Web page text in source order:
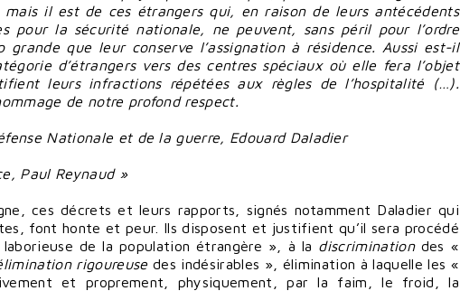
il est de ces étrangers qui, en raison de leurs antécédents
pour la sécurité nationale, ne peuvent, sans péril pour l’ordre
que leur conserve l’assignation à résidence. Aussi est-il
d’étrangers vers des centres spéciaux où elle fera l’objet
leurs infractions répétées aux règles de l’hospitalité (…).
de notre profond respect.
Nationale et de la guerre, Edouard Daladier
Paul Reynaud »
ces décrets et leurs rapports, signés notamment Daladier qui
font honte et peur. Ils disposent et justifient qu’il sera procédé
de la population étrangère », à la discriminationdes «
rigoureuse des indésirables », élimination à laquelle les «
et proprement, physiquement, par la faim, le froid, la